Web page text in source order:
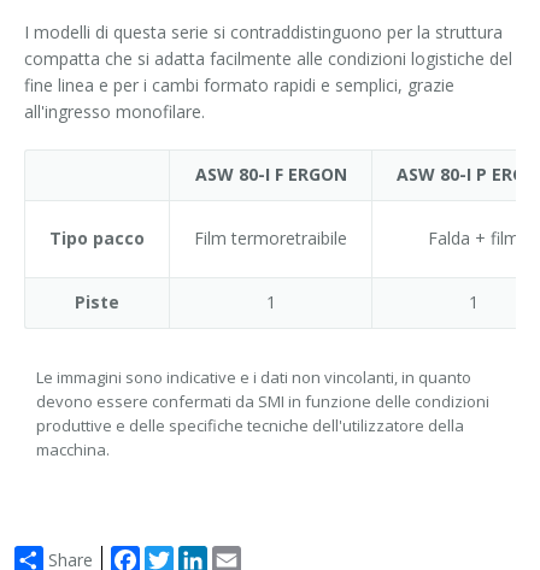
I modelli di questa serie si contraddistinguono per la struttura
compatta che si adatta facilmente alle condizioni logistiche del
fine linea e per i cambi formato rapidi e semplici, grazie
all'ingresso monofilare.
ASW 80-I F ERGON ASW 80-I P
Tipo pacco Film termoretraibile Falda + film
Piste 1 1
Le immagini sono indicative e i dati non vincolanti, in quanto
devono essere confermati da SMI in funzione delle condizioni
produttive e delle specifiche tecniche dell'utilizzatore della
macchina.
Share Facebook
TwitterLinkedIn